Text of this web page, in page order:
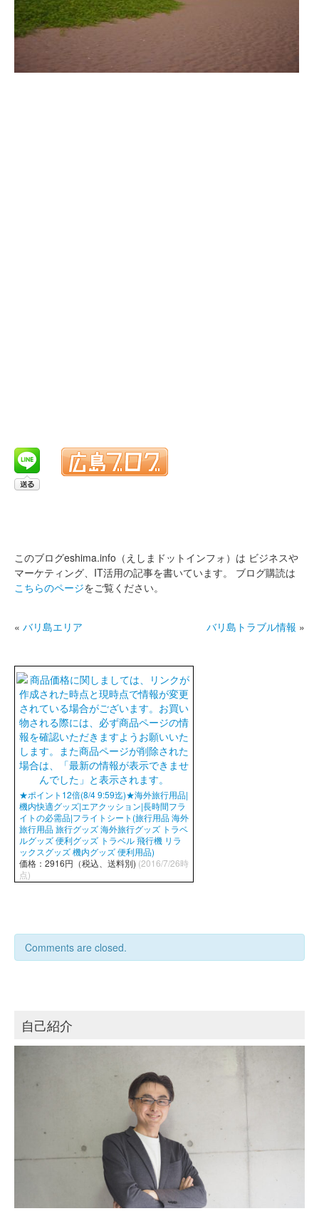
このブログeshima.info（えしまドットインフォ）は ビジネスや
マーケティング、IT活用の記事を書いています。
ブログ購読は
こちらのページをご覧ください。
« バリ島エリア バリ島トラブル情報 »
★ポイント12倍(8/4 9:59迄)★海外旅行用品|
機内快適グッズ|エアクッション|長時間フラ
イトの必需品|フライトシート(旅行用品 海外
旅行用品 旅行グッズ 海外旅行グッズ トラベ
ルグッズ 便利グッズ トラベル 飛行機 リラ
ックスグッズ 機内グッズ 便利用品)
価格：2916円（税込、送料別) (2016/7/26時
点)
Comments are closed.
自己紹介